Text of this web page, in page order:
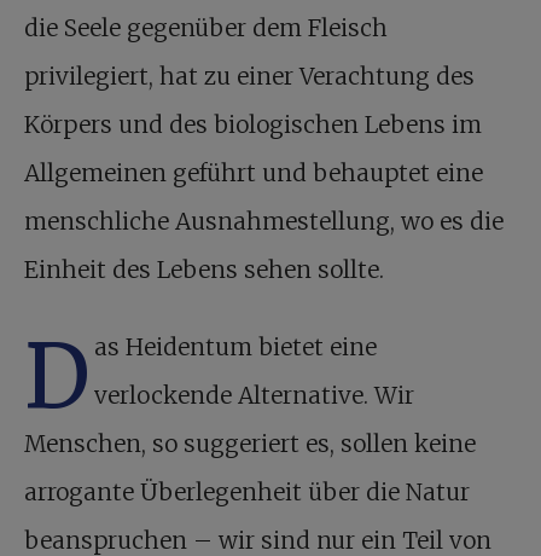
die Seele gegenüber dem Fleisch
privilegiert, hat zu einer Verachtung des
Körpers und des biologischen Lebens im
Allgemeinen geführt und behauptet eine
menschliche Ausnahmestellung, wo es die
Einheit des Lebens sehen sollte.
D as Heidentum bietet eine
verlockende Alternative. Wir
Menschen, so suggeriert es, sollen keine
arrogante Überlegenheit über die Natur
beanspruchen – wir sind nur ein Teil von